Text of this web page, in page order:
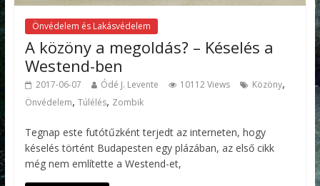
Önvédelem és Lakásvédelem
A közöny a megoldás? – Késelés a
Westend-ben
2017-06-07 Ódé J. Levente 10112 Views Közöny,
Önvédelem, Túlélés, Zombik
Tegnap este futótűzként terjedt az interneten, hogy
késelés történt Budapesten egy plázában, az első cikk
még nem említette a Westend-et,